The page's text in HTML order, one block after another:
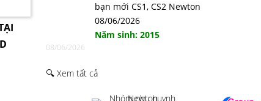
bạn mới CS1, CS2 Newton
08/06/2026
Năm sinh: 2015
08/06/2026
🔍 Xem tất cả